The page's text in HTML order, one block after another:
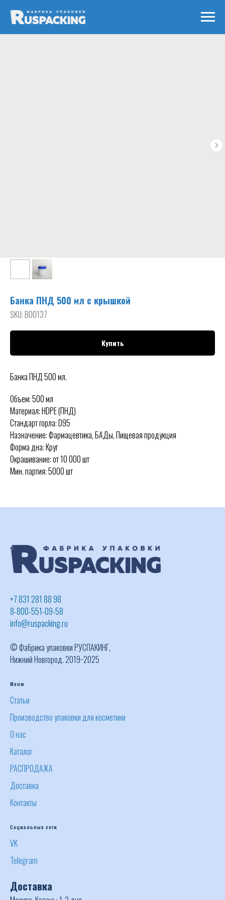
Банка ПНД 500 мл с крышкой
SKU:B00137
Купить
Банка ПНД 500 мл.
Объем: 500 мл
Материал: HDPE (ПНД)
Стандарт горла: D95
Назначение: Фармацевтика, БАДы, Пищевая продукция
Форма дна: Круг
Окрашивание: от 10 000 шт
Мин. партия: 5000 шт
+7 831 281 88 98
8-800-551-09-58
info@ruspacking.ru
© Фабрика упаковки РУСПАКИНГ,
Нижний Новгород. 2019−2025
Меню
Статьи
Производство упаковки для косметики
О нас
Каталог
РАСПРОДАЖА
Доставка
Контакты
Социальные сети
VK
Telegram
Доставка